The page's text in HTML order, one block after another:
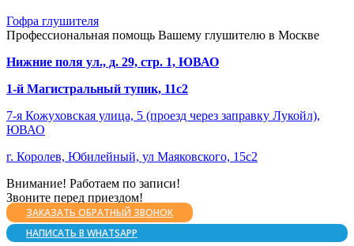
Гофра глушителя
Профессиональная помощь Вашему глушителю в Москве
Нижние поля ул., д. 29, стр. 1, ЮВАО
1-й Магистральный тупик, 11с2
7-я Кожуховская улица, 5 (проезд через заправку Лукойл),
ЮВАО
г. Королев, Юбилейный, ул Маяковского, 15с2
Внимание! Работаем по записи!
Звоните перед приездом!
ЗАКАЗАТЬ ОБРАТНЫЙ ЗВОНОК
НАПИСАТЬ В WHATSAPP